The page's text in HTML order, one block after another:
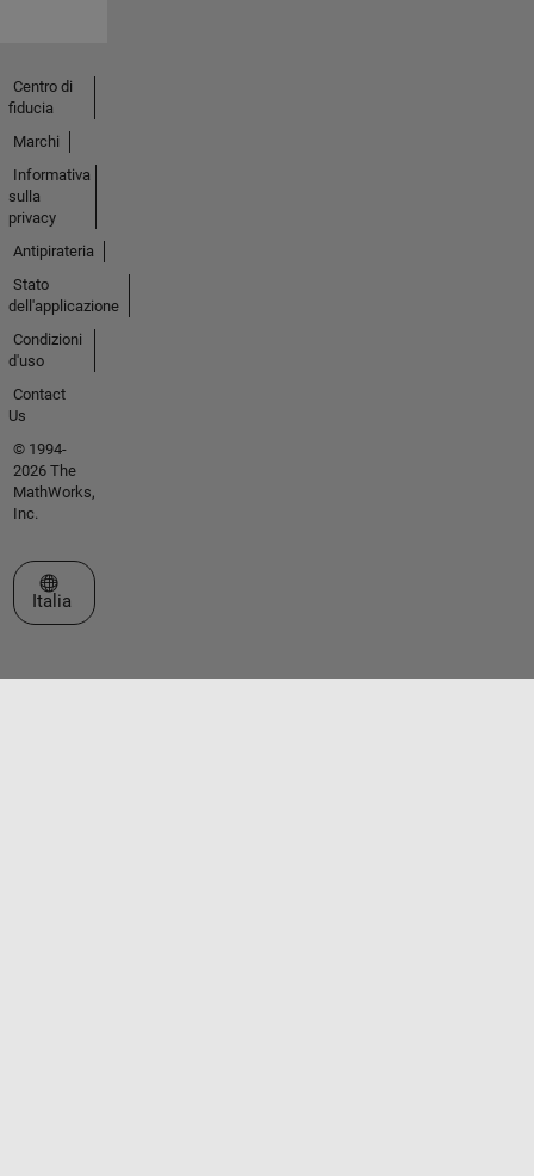
Centro di
fiducia
Marchi
Informativa
sulla
privacy
Antipirateria
Stato
dell'applicazione
Condizioni
d'uso
Contact
Us
© 1994-
2026 The
MathWorks,
Inc.
Seleziona un sito web
Italia